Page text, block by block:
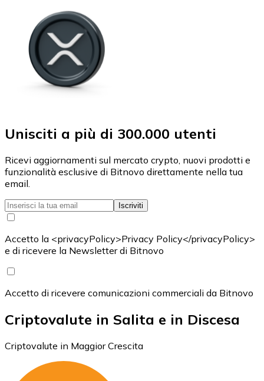
Unisciti a più di 300.000 utenti
Ricevi aggiornamenti sul mercato crypto, nuovi prodotti e
funzionalità esclusive di Bitnovo direttamente nella tua
email.
Iscriviti
Accetto la <privacyPolicy>Privacy Policy</privacyPolicy>
e di ricevere la Newsletter di Bitnovo
Accetto di ricevere comunicazioni commerciali da Bitnovo
Criptovalute in Salita e in Discesa
Criptovalute in Maggior Crescita